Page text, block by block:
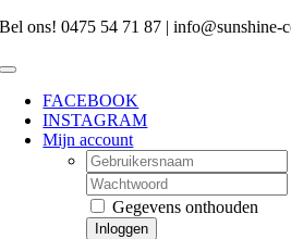
Skip
content
Bel ons! 0475 54 71 87 | info@sunshine-
Toggle
NavigationFACEBOOK
INSTAGRAM
Mijn account
Username:
Password:
Gegevens onthouden